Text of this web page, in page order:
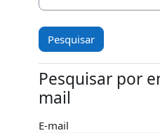
Pesquisar por
Pesquisar por
mail
E-mail